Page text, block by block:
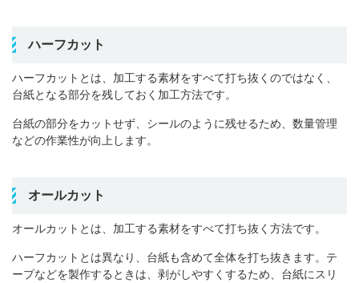
ハーフカット
ハーフカットとは、加工する素材をすべて打ち抜くのではなく、
台紙となる部分を残しておく加工方法です。
台紙の部分をカットせず、シールのように残せるため、数量管理
などの作業性が向上します。
オールカット
オールカットとは、加工する素材をすべて打ち抜く方法です。
ハーフカットとは異なり、台紙も含めて全体を打ち抜きます。テ
ープなどを製作するときは、剥がしやすくするため、台紙にスリ